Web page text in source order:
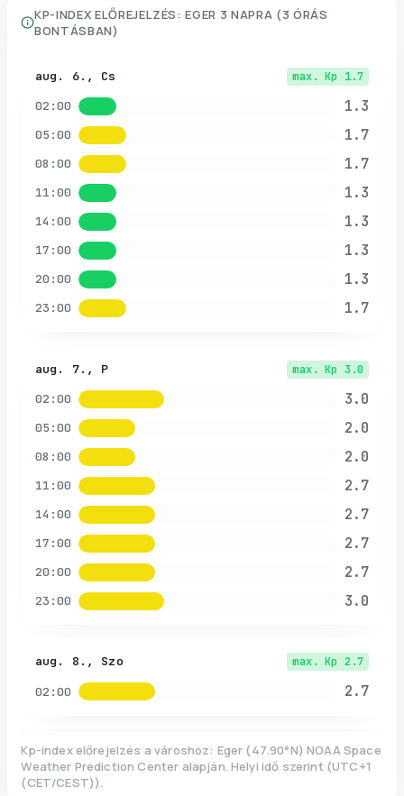
KP-INDEX ELŐREJELZÉS: EGER 3 NAPRA (3 ÓRÁS
BONTÁSBAN)
aug. 6., Cs max. Kp 1.7
02:00 1.3
05:00 1.7
08:00 1.7
11:00 1.3
14:00 1.3
17:00 1.3
20:00 1.3
23:00 1.7
aug. 7., P max. Kp 3.0
02:00 3.0
05:00 2.0
08:00 2.0
11:00 2.7
14:00 2.7
17:00 2.7
20:00 2.7
23:00 3.0
aug. 8., Szo max. Kp 2.7
02:00 2.7
Kp-index előrejelzés a városhoz: Eger (47.90°N)NOAA Space
Weather Prediction Center alapján. Helyi idő szerint (UTC+1
(CET/CEST)).